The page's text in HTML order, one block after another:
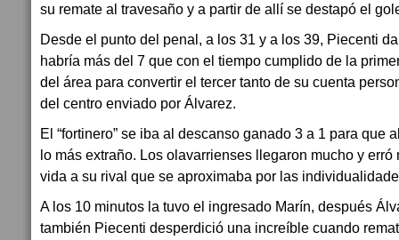
su remate al travesaño y a partir de allí se destapó el
Desde el punto del penal, a los 31 y a los 39, Piecenti
habría más del 7 que con el tiempo cumplido de la
del área para convertir el tercer tanto de su cuenta
del centro enviado por Álvarez.
El “fortinero” se iba al descanso ganado 3 a 1 para que
lo más extraño. Los olavarrienses llegaron mucho y
vida a su rival que se aproximaba por las
A los 10 minutos la tuvo el ingresado Marín, después
también Piecenti desperdició una increíble cuando